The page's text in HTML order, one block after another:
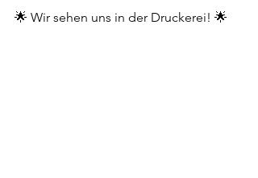
🌟 Wir sehen uns in der Druckerei! 🌟